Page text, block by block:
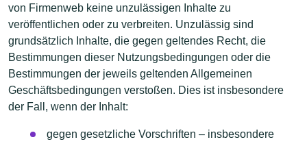
von Firmenweb keine unzulässigen Inhalte zu
veröffentlichen oder zu verbreiten. Unzulässig sind
grundsätzlich Inhalte, die gegen geltendes Recht, die
Bestimmungen dieser Nutzungsbedingungen oder die
Bestimmungen der jeweils geltenden Allgemeinen
Geschäftsbedingungen verstoßen. Dies ist insbesondere
der Fall, wenn der Inhalt:
gegen gesetzliche Vorschriften – insbesondere